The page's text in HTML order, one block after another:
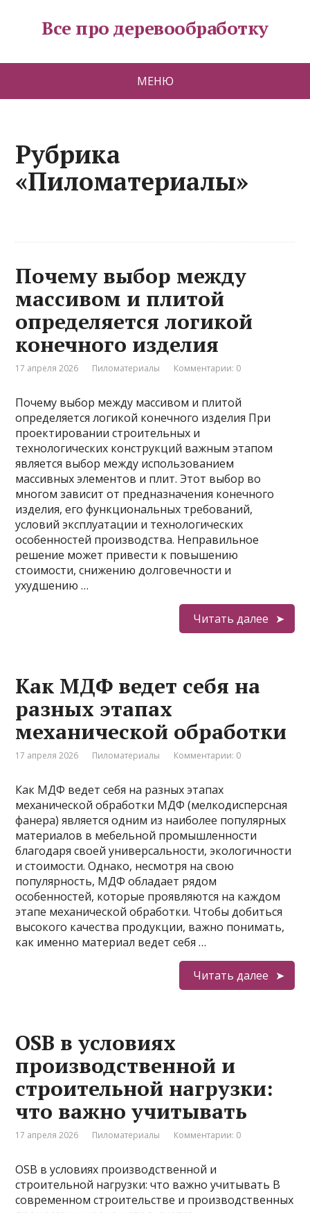
Все про деревообработку
МЕНЮ
Рубрика
«Пиломатериалы»
Почему выбор между
массивом и плитой
определяется логикой
конечного изделия
17 апреля 2026 Пиломатериалы Комментарии: 0
Почему выбор между массивом и плитой
определяется логикой конечного изделия При
проектировании строительных и
технологических конструкций важным этапом
является выбор между использованием
массивных элементов и плит. Этот выбор во
многом зависит от предназначения конечного
изделия, его функциональных требований,
условий эксплуатации и технологических
особенностей производства. Неправильное
решение может привести к повышению
стоимости, снижению долговечности и
ухудшению …
Читать далее
Как МДФ ведет себя на
разных этапах
механической обработки
17 апреля 2026 Пиломатериалы Комментарии: 0
Как МДФ ведет себя на разных этапах
механической обработки МДФ (мелкодисперсная
фанера) является одним из наиболее популярных
материалов в мебельной промышленности
благодаря своей универсальности, экологичности
и стоимости. Однако, несмотря на свою
популярность, МДФ обладает рядом
особенностей, которые проявляются на каждом
этапе механической обработки. Чтобы добиться
высокого качества продукции, важно понимать,
как именно материал ведет себя …
Читать далее
OSB в условиях
производственной и
строительной нагрузки:
что важно учитывать
17 апреля 2026 Пиломатериалы Комментарии: 0
OSB в условиях производственной и
строительной нагрузки: что важно учитывать В
современном строительстве и производственных